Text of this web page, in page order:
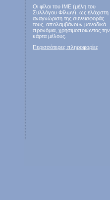
Οι φίλοι του ΙΜΕ (μέλη του
Συλλόγου Φίλων), ως ελάχιστη
αναγνώριση της συνεισφοράς
τους, απολαμβάνουν μοναδικά
προνόμια, χρησιμοποιώντας την
κάρτα μέλους.
Περισσότερες πληροφορίες